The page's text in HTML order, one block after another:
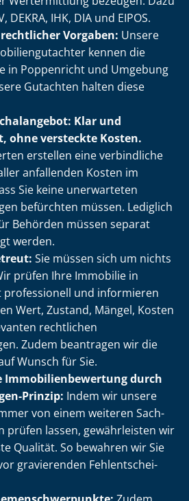
DEKRA, IHK, DIA und EIPOS.
Vorgaben: Unsere
kennen die
in Poppenricht und Umgebung
Gutachten halten diese
Klar und
ohne versteckte Kosten.
erstellen eine verbindliche
anfallenden Kosten im
Sie keine unerwarteten
befürchten müssen. Lediglich
Behörden müssen separat
werden.
Sie müssen sich um nichts
prüfen Ihre Immobilie in
professionell und informieren
Wert, Zustand, Mängel, Kosten
rechtlichen
Zudem beantragen wir die
Wunsch für Sie.
Im­mo­bi­li­en­be­wer­tung durch
Prinzip: Indem wir unsere
von einem weiteren Sach­
prüfen lassen, gewährleisten wir
Qualität. So bewahren wir Sie
gravierenden Fehl­ent­schei­